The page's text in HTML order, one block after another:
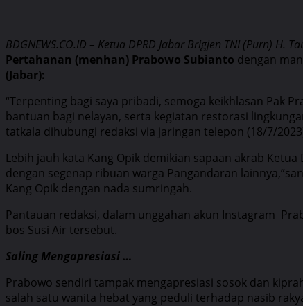
BDGNEWS.CO.ID – Ketua DPRD Jabar Brigjen TNI (Purn) H.
Pertahanan (menhan) Prabowo Subianto dengan
(Jabar):
“Terpenting bagi saya pribadi, semoga keikhlasan Pak
bantuan bagi nelayan, serta kegiatan restorasi
tatkala dihubungi redaksi via jaringan telepon (18/7/
Lebih jauh kata Kang Opik demikian sapaan akrab
dengan segenap ribuan warga Pangandaran
Kang Opik dengan nada sumringah.
Pantauan redaksi, dalam unggahan akun Instagram
bos Susi Air tersebut.
Saling Mengapresiasi …
Prabowo sendiri tampak mengapresiasi sosok dan
salah satu wanita hebat yang peduli terhadap nasib